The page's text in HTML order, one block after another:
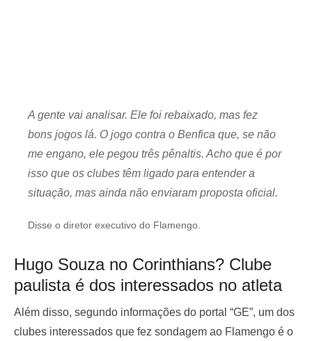
A gente vai analisar. Ele foi rebaixado, mas fez
bons jogos lá. O jogo contra o Benfica que, se não
me engano, ele pegou três pênaltis. Acho que é por
isso que os clubes têm ligado para entender a
situação, mas ainda não enviaram proposta oficial.
Disse o diretor executivo do Flamengo.
Hugo Souza no Corinthians? Clube
paulista é dos interessados no atleta
Além disso, segundo informações do portal “GE”, um dos
clubes interessados que fez sondagem ao Flamengo é o